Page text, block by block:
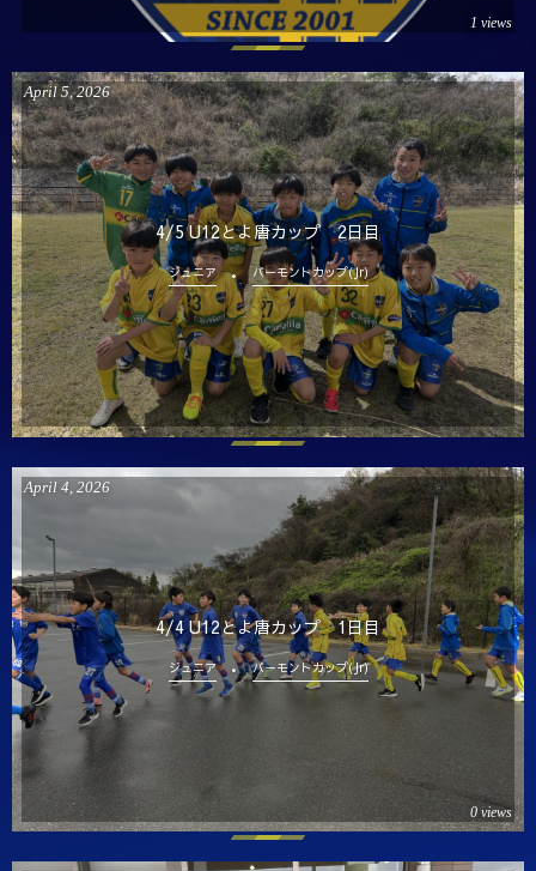
1 views
4/5 U12とよ唐カップ 2日目
April 5,2026
ジュニア バーモントカップ(Jr)
4/4 U12とよ唐カップ 1日目
April 4 2026
ジュニア バーモントカップ(Jr)
0 views